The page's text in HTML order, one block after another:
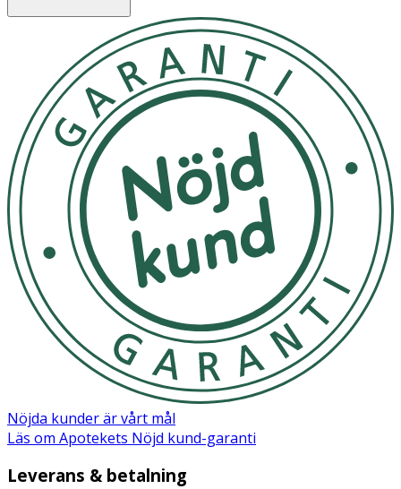
Nöjda kunder är vårt mål
Läs om Apotekets Nöjd kund-garanti
Leverans & betalning